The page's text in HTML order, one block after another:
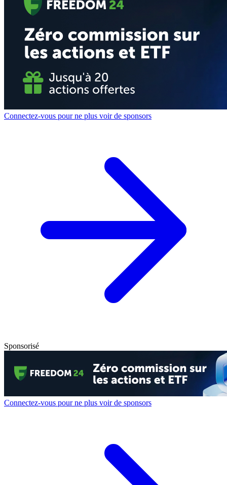
Connectez-vous pour ne plus voir de sponsors
Sponsorisé
Connectez-vous pour ne plus voir de sponsors